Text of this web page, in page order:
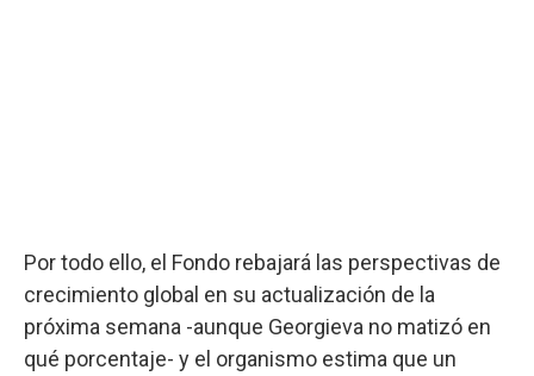
Por todo ello, el Fondo rebajará las perspectivas de
crecimiento global en su actualización de la
próxima semana -aunque Georgieva no matizó en
qué porcentaje- y el organismo estima que un